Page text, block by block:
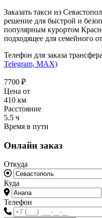
Заказать такси из
решение для быстрой и
популярным курортом
подходящее для семейного
Телефон для заказа
Telegram, MAX)
7700 ₽
Цена от
410 км
Расстояние
5.5 ч
Время в пути
Онлайн заказ
Откуда
Куда
Телефон